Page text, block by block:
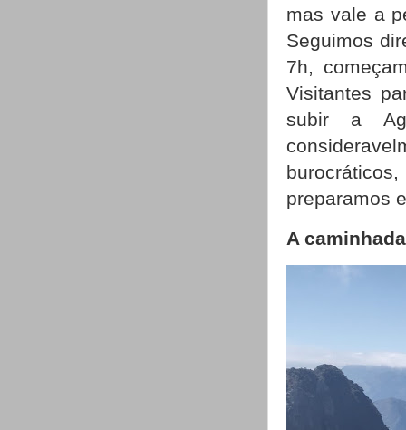
mas vale a
Seguimos
7h,
Visitantes
subir a
preparamos
A caminhada